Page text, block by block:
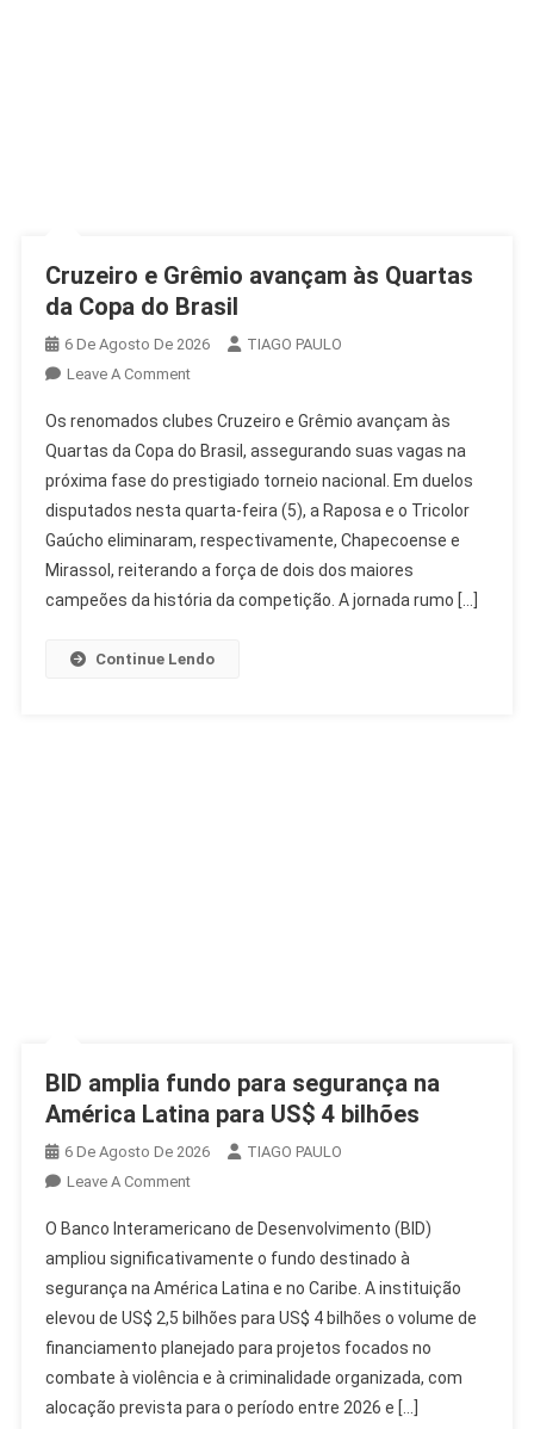
Cruzeiro e Grêmio avançam às Quartas
da Copa do Brasil
6 De Agosto De 2026
TIAGO PAULO
Leave A CommentOn
E
Grêmio
Avançam
Às
Quartas
Da
Copa
Os renomados clubes Cruzeiro e Grêmio avançam às
Quartas da Copa do Brasil, assegurando suas vagas na
próxima fase do prestigiado torneio nacional. Em duelos
disputados nesta quarta-feira (5), a Raposa e o Tricolor
Gaúcho eliminaram, respectivamente, Chapecoense e
Mirassol, reiterando a força de dois dos maiores
campeões da história da competição. A jornada rumo […]
Continue Lendo
BID amplia fundo para segurança na
América Latina para US$ 4 bilhões
6 De Agosto De 2026
TIAGO PAULO
Leave A CommentOn
Amplia
Fundo
Para
Segurança
Na
América
O Banco Interamericano de Desenvolvimento (BID)
ampliou significativamente o fundo destinado à
segurança na América Latina e no Caribe. A instituição
elevou de US$ 2,5 bilhões para US$ 4 bilhões o volume de
financiamento planejado para projetos focados no
combate à violência e à criminalidade organizada, com
alocação prevista para o período entre 2026 e […]